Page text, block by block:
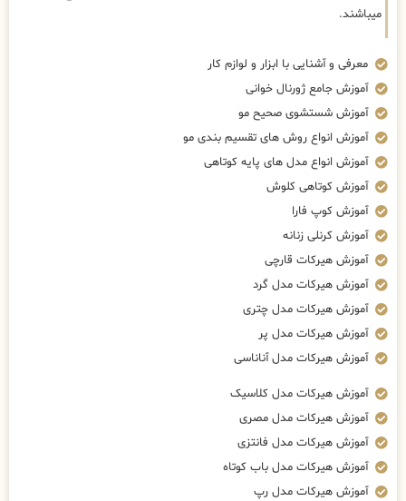
میباشند.
معرفی و آشنایی با ابزار و لوازم کار
آموزش جامع ژورنال خوانی
آموزش شستشوی صحیح مو
آموزش انواع روش های تقسیم بندی مو
آموزش انواع مدل های پایه کوتاهی
آموزش کوتاهی کلوش
آموزش کوپ فارا
آموزش کرنلی زنانه
آموزش هیرکات قارچی
آموزش هیرکات مدل گرد
آموزش هیرکات مدل چتری
آموزش هیرکات مدل پر
آموزش هیرکات مدل آناناسی
آموزش هیرکات مدل کلاسیک
آموزش هیرکات مدل مصری
آموزش هیرکات مدل فانتزی
آموزش هیرکات مدل باب کوتاه
آموزش هیرکات مدل رپ